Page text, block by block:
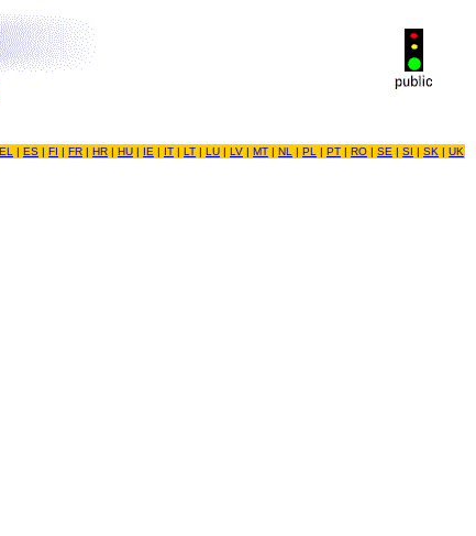
EL | ES | FI | FR | HR | HU | IE | IT | LT | LU | LV | MT | NL | PL | PT | RO | SE | SI | SK | UK